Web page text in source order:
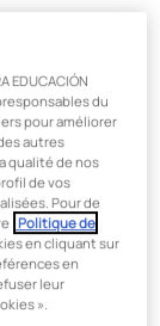
le
en
?
EDUCACIÓN
du
pour améliorer
autres
qualité de nos
de vos
Pour de
Politique de
en cliquant sur
en
leur
».